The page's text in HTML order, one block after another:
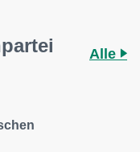
Alle